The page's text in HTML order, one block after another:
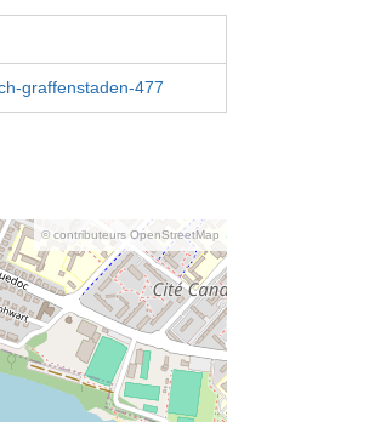
graffenstaden-477
© contributeurs OpenStreetMap